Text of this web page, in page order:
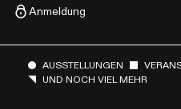
Anmeldung
AUSSTELLUNGEN
UND NOCH VIEL MEHR